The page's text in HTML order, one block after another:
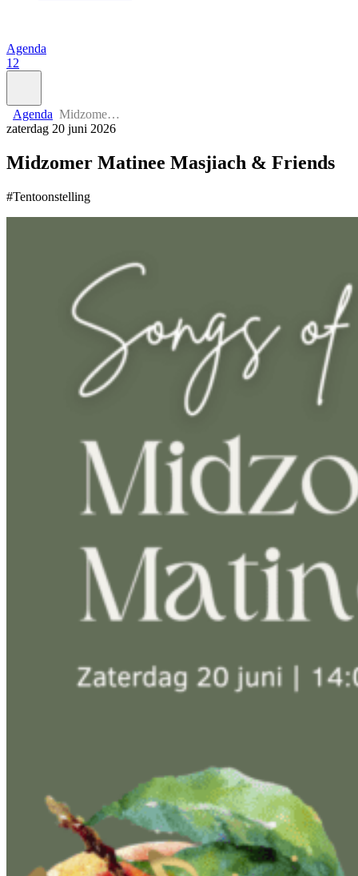
Agenda
12
Agenda
Midzomer Matinee Masjiach & Friends
zaterdag 20 juni 2026
Midzomer Matinee Masjiach & Friends
#Tentoonstelling